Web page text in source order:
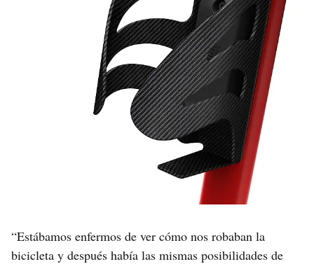
“Estábamos enfermos de ver cómo nos robaban la
bicicleta y después había las mismas posibilidades de